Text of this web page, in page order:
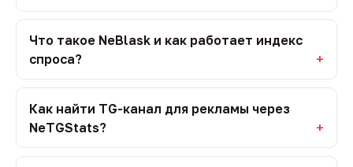
Что такое NeBlask и как работает индекс
спроса?
Как найти TG-канал для рекламы через
NeTGStats?